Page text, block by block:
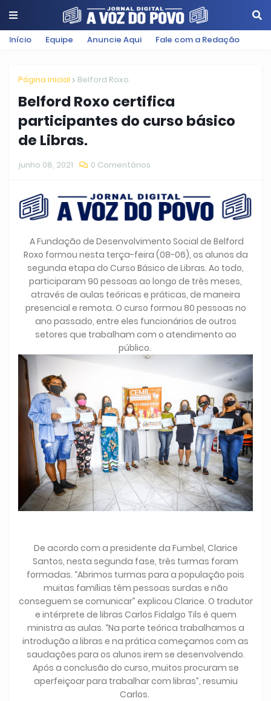
Início Equipe Anuncie Aqui Fale com a Redação
Página inicial Belford Roxo.
Belford Roxo certifica
participantes do curso básico
de Libras.
junho 08, 2021 0 Comentários
A Fundação de Desenvolvimento Social de Belford
Roxo formou nesta terça-feira (08-06), os alunos da
segunda etapa do Curso Básico de Libras. Ao todo,
participaram 90 pessoas ao longo de três meses,
através de aulas teóricas e práticas, de maneira
presencial e remota. O curso formou 80 pessoas no
ano passado, entre eles funcionários de outros
setores que trabalham com o atendimento ao
público.
De acordo com a presidente da Fumbel, Clarice
Santos, nesta segunda fase, três turmas foram
formadas. “Abrimos turmas para a população pois
muitas famílias têm pessoas surdas e não
conseguem se comunicar” explicou Clarice. O tradutor
e intérprete de libras Carlos Fidalgo Tils é quem
ministra as aulas. “Na parte teórica trabalhamos a
introdução a libras e na prática começamos com as
saudações para os alunos irem se desenvolvendo.
Após a conclusão do curso, muitos procuram se
aperfeiçoar para trabalhar com libras”, resumiu
Carlos.